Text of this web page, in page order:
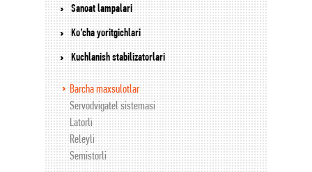
Sanoat lampalari
Ko’cha yoritgichlari
Kuchlanish stabilizatorlari
Barcha maxsulotlar
Servodvigatel sistemasi
Latorli
Releyli
Semistorli